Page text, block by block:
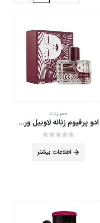
عطر زنانه
ادو پرفیوم زنانه لاویبل ورسای 75 میلی لیتر
اطلاعات بیشتر